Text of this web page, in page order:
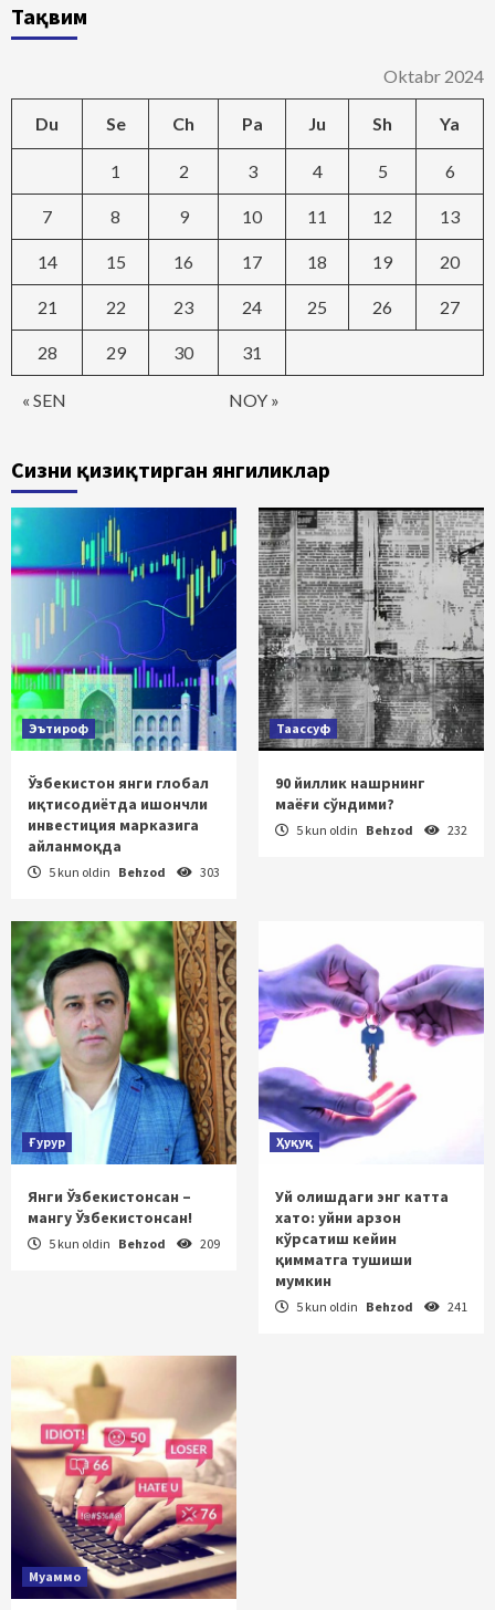
Тақвим
Oktabr 2024
Du Se Ch Pa Ju Sh Ya
« SEN NOY »
1 2 3 4 5 6
7 8 9 10 11 12 13
14 15 16 17 18 19 20
21 22 23 24 25 26 27
28 29 30 31
Сизни қизиқтирган янгиликлар
Эътироф
Ўзбекистон янги глобал
иқтисодиётда ишончли
инвестиция марказига
айланмоқда
5 kun oldin Behzod 303
Таассуф
90 йиллик нашрнинг
маёғи сўндими?
5 kun oldin Behzod 232
Ғурур
Янги Ўзбекистонсан –
мангу Ўзбекистонсан!
5 kun oldin Behzod 209
Ҳуқуқ
Уй олишдаги энг катта
хато: уйни арзон
кўрсатиш кейин
қимматга тушиши
мумкин
5 kun oldin Behzod 241
Муаммо